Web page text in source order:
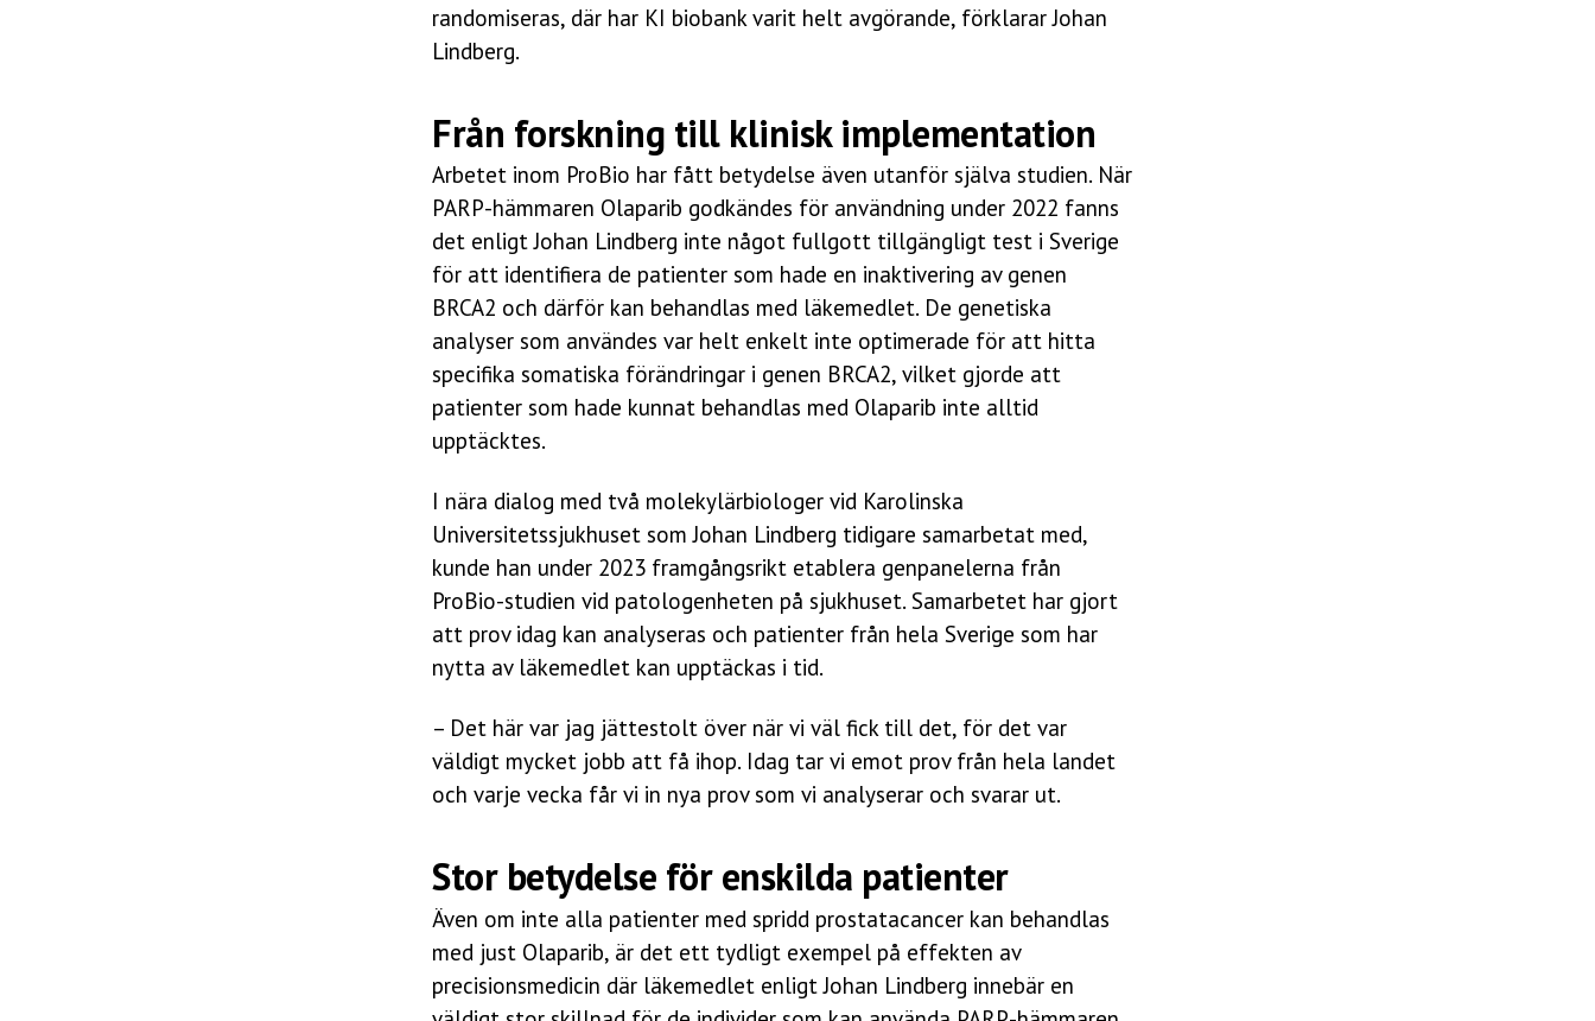
randomiseras, där har KI biobank varit helt avgörande, förklarar Johan
Lindberg.
Från forskning till klinisk implementation
Arbetet inom ProBio har fått betydelse även utanför själva studien. När
PARP-hämmaren Olaparib godkändes för användning under 2022 fanns
det enligt Johan Lindberg inte något fullgott tillgängligt test i Sverige
för att identifiera de patienter som hade en inaktivering av genen
BRCA2 och därför kan behandlas med läkemedlet. De genetiska
analyser som användes var helt enkelt inte optimerade för att hitta
specifika somatiska förändringar i genen BRCA2, vilket gjorde att
patienter som hade kunnat behandlas med Olaparib inte alltid
upptäcktes.
I nära dialog med två molekylärbiologer vid Karolinska
Universitetssjukhuset som Johan Lindberg tidigare samarbetat med,
kunde han under 2023 framgångsrikt etablera genpanelerna från
ProBio-studien vid patologenheten på sjukhuset. Samarbetet har gjort
att prov idag kan analyseras och patienter från hela Sverige som har
nytta av läkemedlet kan upptäckas i tid.
– Det här var jag jättestolt över när vi väl fick till det, för det var
väldigt mycket jobb att få ihop. Idag tar vi emot prov från hela landet
och varje vecka får vi in nya prov som vi analyserar och svarar ut.
Stor betydelse för enskilda patienter
Även om inte alla patienter med spridd prostatacancer kan behandlas
med just Olaparib, är det ett tydligt exempel på effekten av
precisionsmedicin där läkemedlet enligt Johan Lindberg innebär en